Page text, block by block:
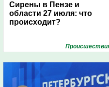
Сирены в Пензе и
области 27 июля: что
происходит?